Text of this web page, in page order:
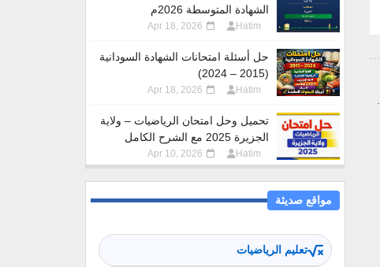
الشهادة المتوسطة 2026م
Hatim
Apr 18, 2026
حل أسئلة امتحانات الشهادة السودانية
(2015 – 2024)
Hatim
Apr 18, 2026
تحميل وحل امتحان الرياضيات – ولاية
الجزيرة 2025 مع الشرح الكامل
Hatim
Apr 10, 2026
مواقع صديثة
تعليم الرياضيات